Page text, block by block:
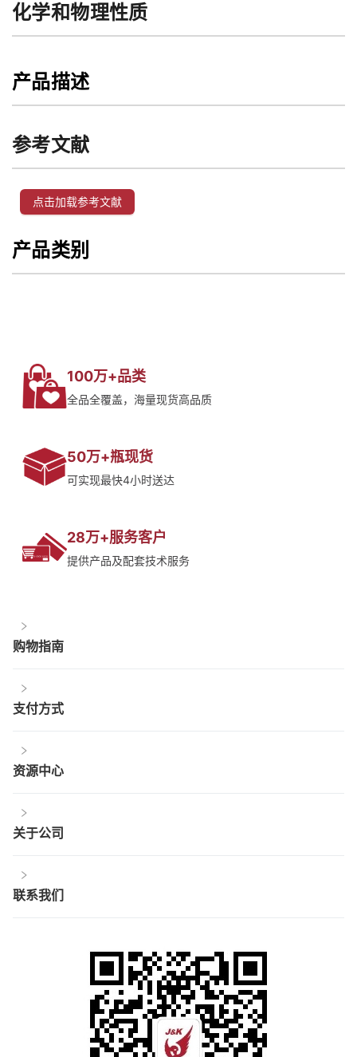
化学和物理性质
产品描述
参考文献
点击加载参考文献
产品类别
100万+品类
全品全覆盖，海量现货高品质
50万+瓶现货
可实现最快4小时送达
28万+服务客户
提供产品及配套技术服务
购物指南
支付方式
资源中心
关于公司
联系我们